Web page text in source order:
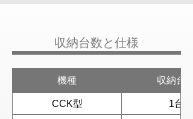
​収納台数と仕様
機種 収納台数
CCK型 1台